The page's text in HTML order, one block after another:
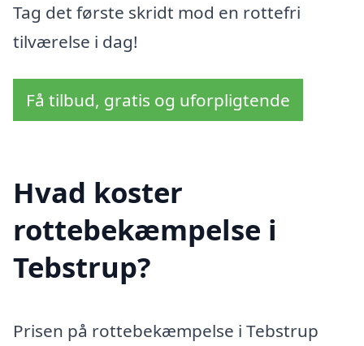
Tag det første skridt mod en rottefri
tilværelse i dag!
Få tilbud, gratis og uforpligtende
Hvad koster
rottebekæmpelse i
Tebstrup?
Prisen på rottebekæmpelse i Tebstrup